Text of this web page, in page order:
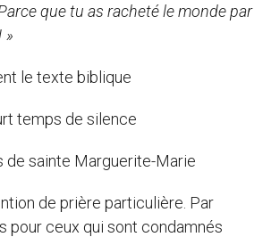
que tu as racheté le monde par
»
le texte biblique
temps de silence
de sainte Marguerite-Marie
de prière particulière. Par
pour ceux qui sont condamnés